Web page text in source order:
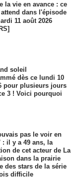
la vie en avance : ce
dans l'épisode
11 août 2026
soleil
dès ce lundi 10
pour plusieurs jours
3 ! Voici pourquoi
pas le voir en
: il y a 49 ans, la
de cet acteur de La
dans la prairie
des stars de la série
difficile